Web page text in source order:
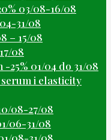
03/08-16/08
31/08
– 15/08
08
25% 01/04 do 31/08
i elasticity
08-27/08
06-31/08